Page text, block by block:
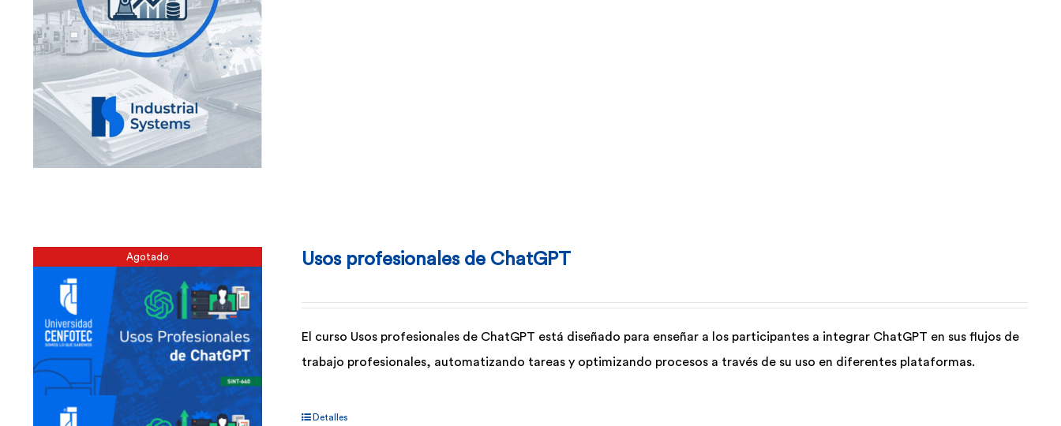
Agotado Usos profesionales de ChatGPT
El curso Usos profesionales de ChatGPT está diseñado para enseñar a los participantes a integrar ChatGPT en sus flujos de
trabajo profesionales, automatizando tareas y optimizando procesos a través de su uso en diferentes plataformas.
Detalles